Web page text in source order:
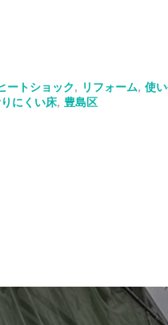
ートショック, リフォーム, 使
にくい床, 豊島区